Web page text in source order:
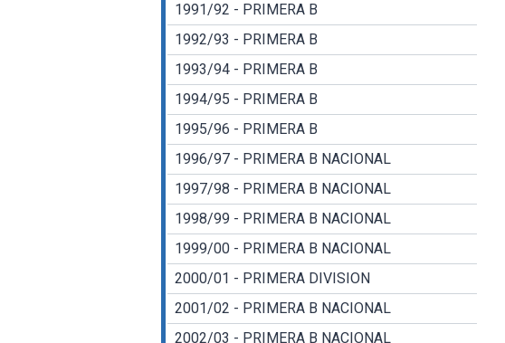
1991/92 - PRIMERA B
1992/93 - PRIMERA B
1993/94 - PRIMERA B
1994/95 - PRIMERA B
1995/96 - PRIMERA B
1996/97 - PRIMERA B NACIONAL
1997/98 - PRIMERA B NACIONAL
1998/99 - PRIMERA B NACIONAL
1999/00 - PRIMERA B NACIONAL
2000/01 - PRIMERA DIVISION
2001/02 - PRIMERA B NACIONAL
2002/03 - PRIMERA B NACIONAL